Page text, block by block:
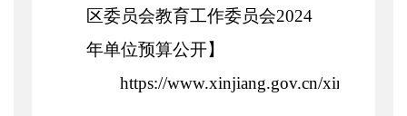
区委员会教育工作委员会2024
年单位预算公开】
https://www.xinjiang.gov.cn/xinjiang/